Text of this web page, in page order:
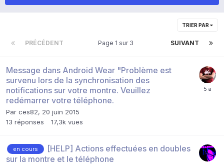
TRIER PAR
PRÉCÉDENT SUIVANT
Page 1 sur 3
Message dans Android Wear "Problème est
survenu lors de la synchronisation des
notifications sur votre montre. Veuillez
redémarrer votre téléphone.
Par ces82, 20 juin 2015
13 réponses 17,3k vues
en cours
[HELP] Actions effectuées en doubles
sur la montre et le téléphone